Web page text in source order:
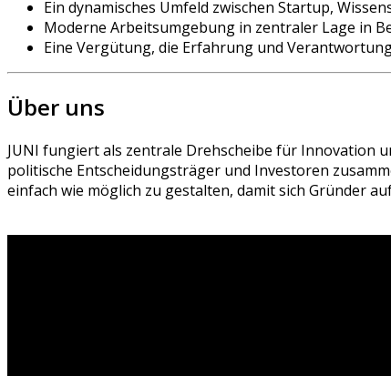
Ein dynamisches Umfeld zwischen Startup,
Moderne Arbeitsumgebung in zentraler Lage in
Eine Vergütung, die Erfahrung und
Über uns
JUNI fungiert als zentrale Drehscheibe für Innovation
politische Entscheidungsträger und Investoren
einfach wie möglich zu gestalten, damit sich Gründer